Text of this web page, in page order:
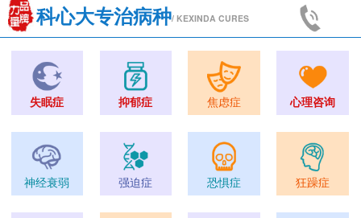
科心大专治病种/ KEXINDA CURES
失眠症 抑郁症 焦虑症 心理咨询
神经衰弱 强迫症 恐惧症 狂躁症